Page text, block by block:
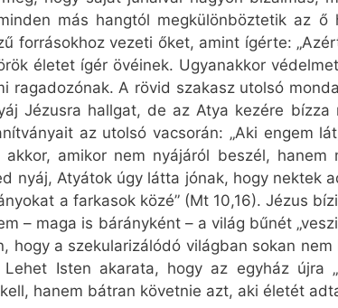
más hangtól megkülönböztetik az
forrásokhoz vezeti őket, amint ígérte:
életet ígér övéinek. Ugyanakkor
ragadozónak. A rövid szakasz utolsó
Jézusra hallgat, de az Atya kezére
az utolsó vacsorán: „Aki engem
amikor nem nyájáról beszél, hanem
nyáj, Atyátok úgy látta jónak, hogy nektek
a farkasok közé” (Mt 10,16). Jézus
– maga is bárányként – a világ bűnét
hogy a szekularizálódó világban sokan
Isten akarata, hogy az egyház újra
hanem bátran követnie azt, aki életét